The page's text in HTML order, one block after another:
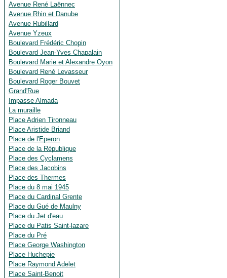
Avenue René Laënnec
Avenue Rhin et Danube
Avenue Rubillard
Avenue Yzeux
Boulevard Frédéric Chopin
Boulevard Jean-Yves Chapalain
Boulevard Marie et Alexandre Oyon
Boulevard René Levasseur
Boulevard Roger Bouvet
Grand'Rue
Impasse Almada
La muraille
Place Adrien Tironneau
Place Aristide Briand
Place de l'Eperon
Place de la République
Place des Cyclamens
Place des Jacobins
Place des Thermes
Place du 8 mai 1945
Place du Cardinal Grente
Place du Gué de Maulny
Place du Jet d'eau
Place du Patis Saint-lazare
Place du Pré
Place George Washington
Place Huchepie
Place Raymond Adelet
Place Saint-Benoit